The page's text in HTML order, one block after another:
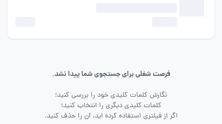
فرصت شغلی برای جستجوی شما پیدا نشد.
نگارش کلمات کلیدی خود را بررسی کنید؛
کلمات کلیدی دیگری را انتخاب کنید؛
اگر از فیلتری استفاده کرده اید، آن را حذف کنید.